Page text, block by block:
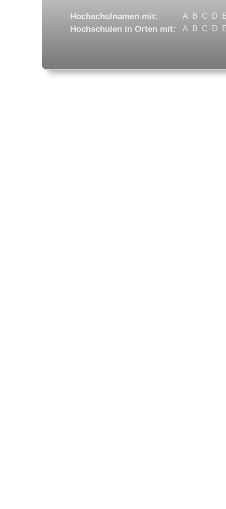
Hochschulnamen mit: A B C D
Hochschulen in Orten mit: A B C D